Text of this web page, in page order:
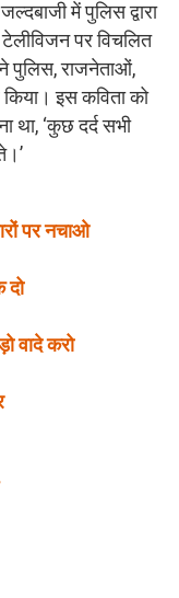
में पुलिस द्वारा
पर विचलित
पुलिस, राजनेताओं,
इस कविता को
था, ‘कुछ दर्द सभी
पर नचाओ
दो
वादे करो